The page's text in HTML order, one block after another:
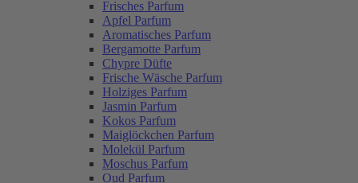
Frisches Parfum
Apfel Parfum
Aromatisches Parfum
Bergamotte Parfum
Chypre Düfte
Frische Wäsche Parfum
Holziges Parfum
Jasmin Parfum
Kokos Parfum
Maiglöckchen Parfum
Molekül Parfum
Moschus Parfum
Oud Parfum